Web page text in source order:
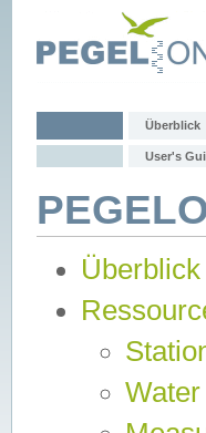
Überblick
User's
Überblick
Water